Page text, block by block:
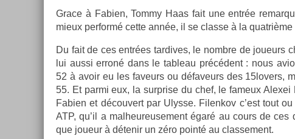
Grace à Fabi­en, Tommy Haas fait une entrée
mieux per­formé cette année, il se clas­se à la quat­rième
Du fait de ces entrées tar­dives, le nombre de joueurs
lui aussi erroné dans le tab­leau précédent : nous
52 à avoir eu les faveurs ou défaveurs des 15lovers,
55. Et parmi eux, la sur­pr­ise du chef, le fameux
Fabi­en et découvert par Ulys­se. Filen­kov c’est tout
ATP, qu’il a mal­heureuse­ment égaré au cours de
que joueur à détenir un zéro pointé au clas­se­ment.